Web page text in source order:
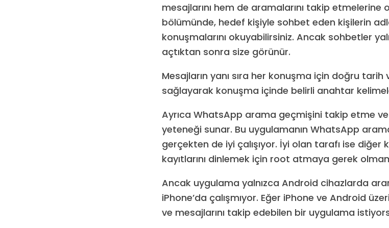
mesajlarını hem de aramalarını takip etmelerine
bölümünde, hedef kişiyle sohbet eden kişilerin
konuşmalarını okuyabilirsiniz. Ancak sohbetler
açtıktan sonra size görünür.
Mesajların yanı sıra her konuşma için doğru
sağlayarak konuşma içinde belirli anahtar
Ayrıca WhatsApp arama geçmişini takip etme ve
yeteneği sunar. Bu uygulamanın WhatsApp
gerçekten de iyi çalışıyor. İyi olan tarafı ise
kayıtlarını dinlemek için root atmaya gerek
Ancak uygulama yalnızca Android cihazlarda
iPhone’da çalışmıyor. Eğer iPhone ve Android
ve mesajlarını takip edebilen bir uygulama